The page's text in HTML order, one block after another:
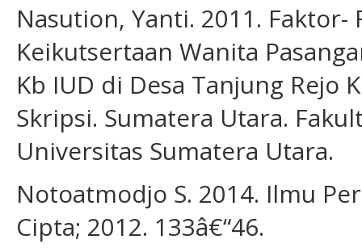
Nasution, Yanti. 2011.
Keikutsertaan Wanita
Kb IUD di Desa Tanjung Rejo
Skripsi. Sumatera Utara.
Universitas Sumatera Utara.
Notoatmodjo S. 2014. Ilmu
Cipta; 2012. 133â€“46.